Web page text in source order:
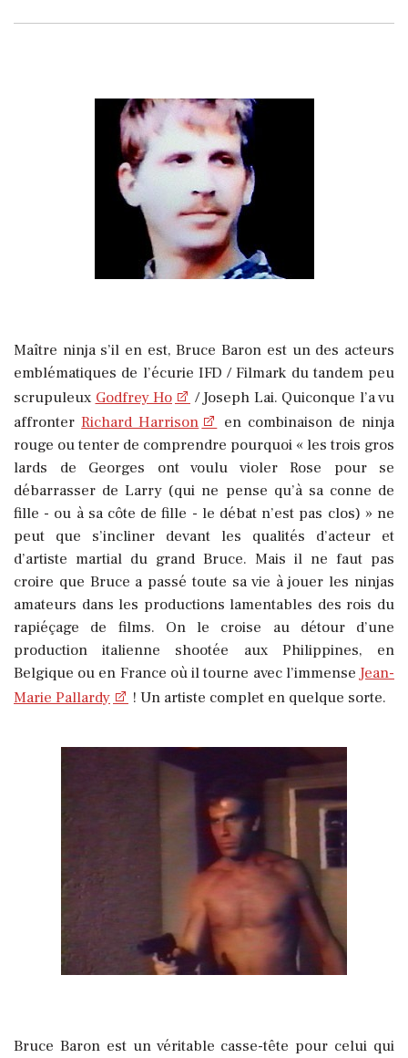
Maître ninja s’il en est, Bruce Baron est un des acteurs
emblématiques de l’écurie IFD / Filmark du tandem peu
scrupuleuxGodfrey Ho
/ Joseph Lai. Quiconque l’a vu
affronterRichard Harrison
en combinaison de ninja
rouge ou tenter de comprendre pourquoi « les trois gros
lards de Georges ont voulu violer Rose pour se
débarrasser de Larry (qui ne pense qu’à sa conne de
fille - ou à sa côte de fille - le débat n’est pas clos) » ne
peut que s’incliner devant les qualités d’acteur et
d’artiste martial du grand Bruce. Mais il ne faut pas
croire que Bruce a passé toute sa vie à jouer les ninjas
amateurs dans les productions lamentables des rois du
rapiéçage de films. On le croise au détour d’une
production italienne shootée aux Philippines, en
Belgique ou en France où il tourne avec l’immenseJean-
Marie Pallardy
! Un artiste complet en quelque sorte.
Bruce Baron est un véritable casse-tête pour celui qui